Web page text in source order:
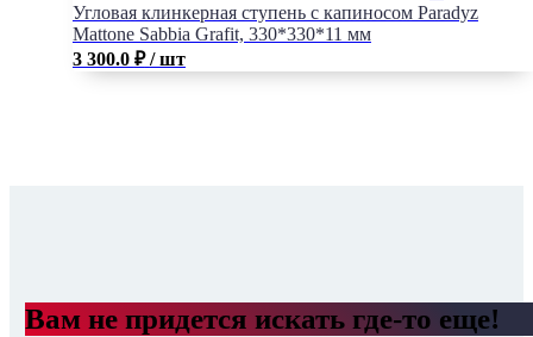
Угловая клинкерная ступень с капиносом Paradyz
Mattone Sabbia Grafit, 330*330*11 мм
3 300.0 ₽ / шт
Вам не придется искать где-то еще!